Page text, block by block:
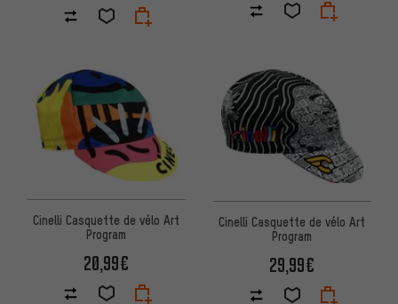
Cinelli Casquette de vélo Art
Program
20,99€
Cinelli Casquette de vélo Art
Program
29,99€